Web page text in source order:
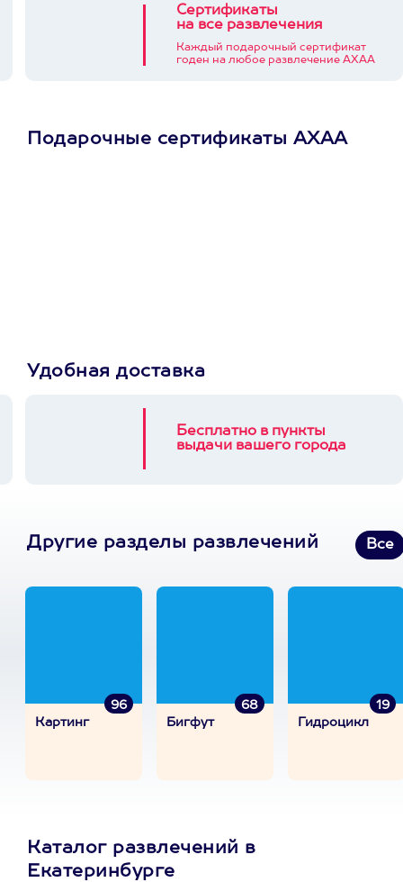
Сертификаты
на все развлечения
Каждый подарочный сертификат
годен на любое развлечение АХАА
Подарочные сертификаты АХАА
Удобная доставка
Бесплатно в пункты
выдачи вашего города
Другие разделы развлечений Все
96
Картинг
68
Бигфут
19
Гидроцикл
Каталог развлечений в
Екатеринбурге